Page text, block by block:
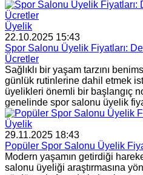
Üyelik
22.10.2025 15:43
Spor Salonu Üyelik Fiyatları:
Ücretler
Sağlıklı bir yaşam tarzını
günlük rutinlerine dahil etmek
üyelikleri önemli bir başlangıç
genelinde spor salonu üyelik
Üyelik
29.11.2025 18:43
Popüler Spor Salonu Üyelik
Modern yaşamın getirdiği
salonu üyeliği araştırmasına